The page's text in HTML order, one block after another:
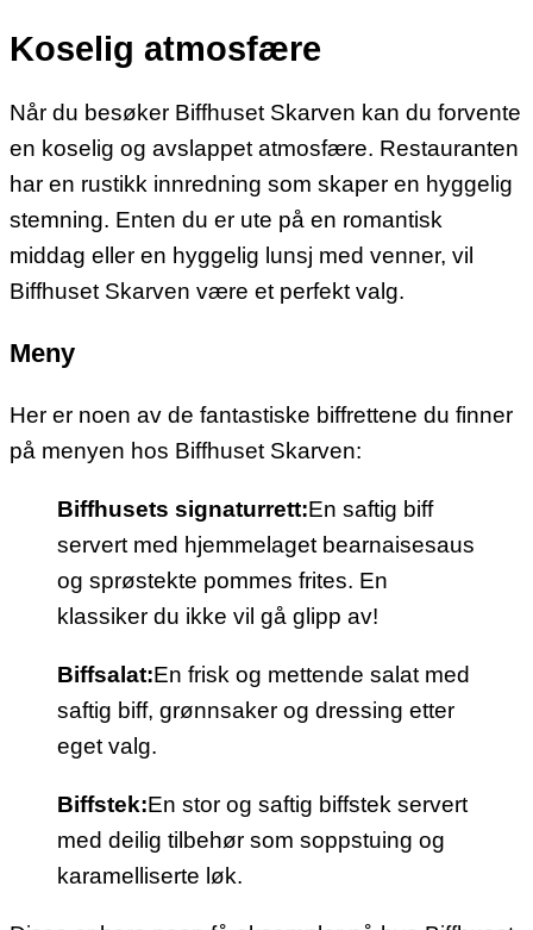
Koselig atmosfære
Når du besøker Biffhuset Skarven kan du forvente
en koselig og avslappet atmosfære. Restauranten
har en rustikk innredning som skaper en hyggelig
stemning. Enten du er ute på en romantisk
middag eller en hyggelig lunsj med venner, vil
Biffhuset Skarven være et perfekt valg.
Meny
Her er noen av de fantastiske biffrettene du finner
på menyen hos Biffhuset Skarven:
Biffhusets signaturrett:En saftig biff
servert med hjemmelaget bearnaisesaus
og sprøstekte pommes frites. En
klassiker du ikke vil gå glipp av!
Biffsalat:En frisk og mettende salat med
saftig biff, grønnsaker og dressing etter
eget valg.
Biffstek:En stor og saftig biffstek servert
med deilig tilbehør som soppstuing og
karamelliserte løk.